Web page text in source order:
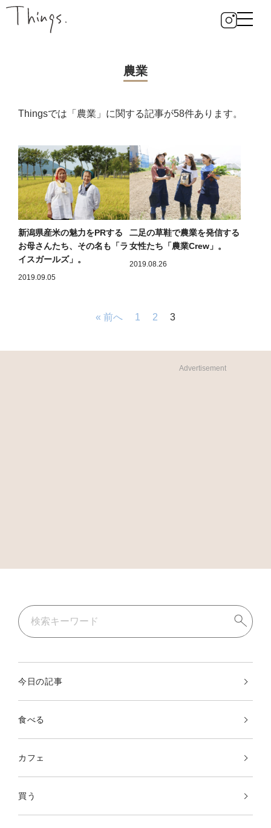
農業
Thingsでは「農業」に関する記事が58件あります。
新潟県産米の魅力をPRする
お母さんたち、その名も「ラ
イスガールズ」。
2019.09.05
二足の草鞋で農業を発信する
女性たち「農業Crew」。
2019.08.26
« 前へ 1 2 3
Advertisement
今日の記事
食べる
カフェ
買う